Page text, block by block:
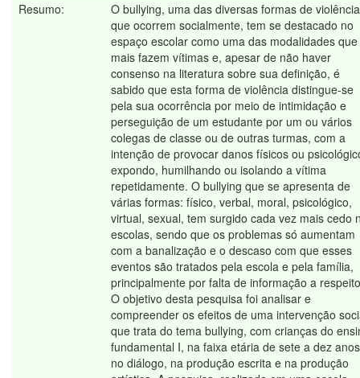
Resumo:
O bullying, uma das diversas formas de violência
que ocorrem socialmente, tem se destacado no
espaço escolar como uma das modalidades que
mais fazem vítimas e, apesar de não haver
consenso na literatura sobre sua definição, é
sabido que esta forma de violência distingue-se
pela sua ocorrência por meio de intimidação e
perseguição de um estudante por um ou vários
colegas de classe ou de outras turmas, com a
intenção de provocar danos físicos ou
expondo, humilhando ou isolando a vítima
repetidamente. O bullying que se apresenta de
várias formas: físico, verbal, moral, psicológico,
virtual, sexual, tem surgido cada vez mais cedo
escolas, sendo que os problemas só aumentam
com a banalização e o descaso com que esses
eventos são tratados pela escola e pela família,
principalmente por falta de informação a
O objetivo desta pesquisa foi analisar e
compreender os efeitos de uma intervenção
que trata do tema bullying, com crianças do
fundamental I, na faixa etária de sete a dez
no diálogo, na produção escrita e na produção